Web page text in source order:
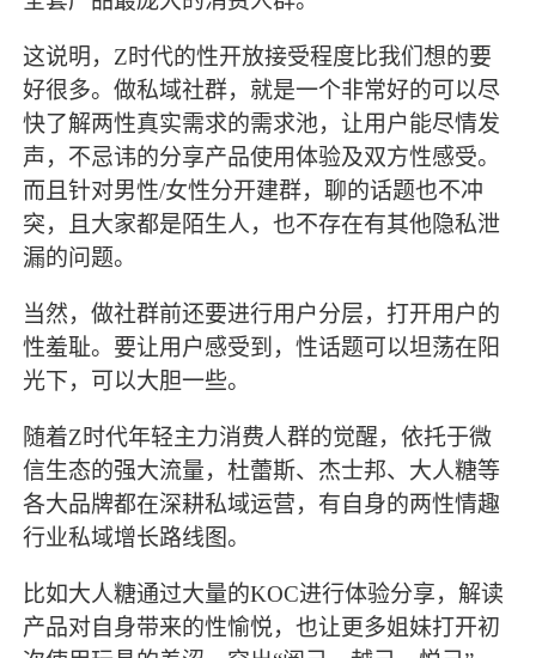
这说明， Z时代的性开放接受程度比我们想的要
好很多。做私域社群，就是一个非常好的可以尽
快了解两性真实需求的需求池，让用户能尽情发
声，不忌讳的分享产品使用体验及双方性感受。
而且针对男性/女性分开建群，聊的话题也不冲
突，且大家都是陌生人，也不存在有其他隐私泄
漏的问题。
当然，做社群前还要进行用户分层，打开用户的
性羞耻。要让用户感受到，性话题可以坦荡在阳
光下，可以大胆一些。
随着Z时代年轻主力消费人群的觉醒，依托于微
信生态的强大流量，杜蕾斯、杰士邦、大人糖等
各大品牌都在深耕私域运营，有自身的两性情趣
行业私域增长路线图。
比如大人糖通过大量的KOC进行体验分享，解读
产品对自身带来的性愉悦，也让更多姐妹打开初